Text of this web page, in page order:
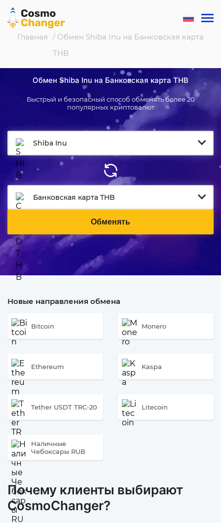
Главная / Обмен Shiba Inu на Банковская карта
THB
Обмен Shiba Inu на Банковская карта THB
Быстрый и безопасный способ обменять более 20
популярных криптовалют
Shiba Inu
Банковская карта THB
Обменять
Новые направления обмена
Bitcoin Monero
Ethereum Kaspa
Tether USDT TRC-20 Litecoin
Наличные
Чебоксары RUB
Почему клиенты выбирают
CosmoChanger?